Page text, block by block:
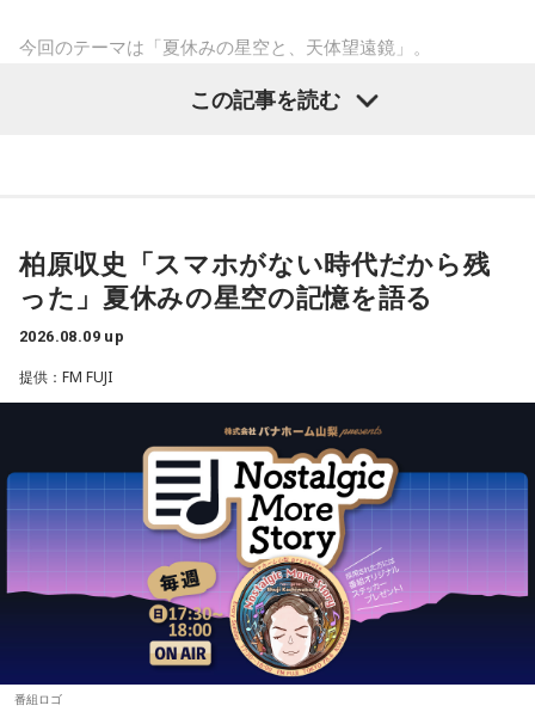
リスマ性を日々見つめている。
が、彼らはまだ『真のカリスマ』には辿り着けていないと言
リスマを生成し、見事な『カリスマチャージ』を蓄積させて
いく。チャージの先にあるものとは……!?
【新番組概要】
■番組名： 『めちゃめちゃカリスマなラジオ』
■放送日時： 2026年秋 ※放送日時詳細は後日発表
■出演： 小野友樹、山中真尋、福原かつみ、細田健太、日向
朔公、大河元気、橋詰知久
■メールアドレス： charisma@joqr.net
■番組ハッシュタグ： #カリラジ
■QloveR番組ページ： https://qlover.jp/charisma ※月額
き合ってみると、自分と似ている部分も見つかることでしょ
う。
【6位】牡牛座（おうし座）
【7位】天秤座（てんびん座）
慌ただしい一日になりそうですが、忙しいほど輝けそう。汗
ろな会話をするようですが、お互いの人柄を深く理解できる
ことでしょう。
【8位】獅子座（しし座）
目標やゴールを決めて、そこまでの道のりを計画していくと
◎。冷静に判断し行動できると、自分が求めているものに近
づけるようです。先輩などの話に耳を傾けるのも良いでしょ
【9位】牡羊座（おひつじ座）
他者に期待しすぎず、何かやってくれたことに対して喜べる
と上手くいきそう。自分の心のあり方や時間の使い方を見直
してみて。仕事場などの掃除をすれば集中力がアップできる
ようです。
今回のテーマは「夏休みの星空と、天体望遠鏡」。
子どもの頃に見上げた夜空、友達と過ごした時間、そして大
今回紹介されたのは、ラジオネーム「雪見だいふく」さんか
ら届いたStory。
子どもの頃、甲府市愛宕町にある県立科学館へ通い、プラネ
タリウムを見ることを楽しみにしていたという思い出から始
小学4年生の頃、隣の席だった友人K君から「誕生日に天体望
遠鏡を買ってもらったから、夏休みに泊まりにおいでよ」と
誘われたことが、大切な記憶として残っているそうです。
友人たちと夜更かしをしながら、大きな天体望遠鏡で眺めた
この記事を読む
柏原収史「スマホがない時代だから残
った」夏休みの星空の記憶を語る
2026.08.09 up
提供：FM FUJI
番組ロゴ